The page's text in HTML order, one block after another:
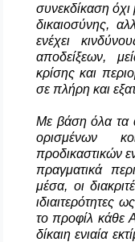
συνεκδίκαση
δικαιοσύνης,
ενέχει
αποδείξεων,
κρίσης και
σε πλήρη και
Με βάση όλα τα
ορισμένων
προδικαστικών
πραγματικά
μέσα, οι
το προφίλ κάθε
δίκαιη ενιαία